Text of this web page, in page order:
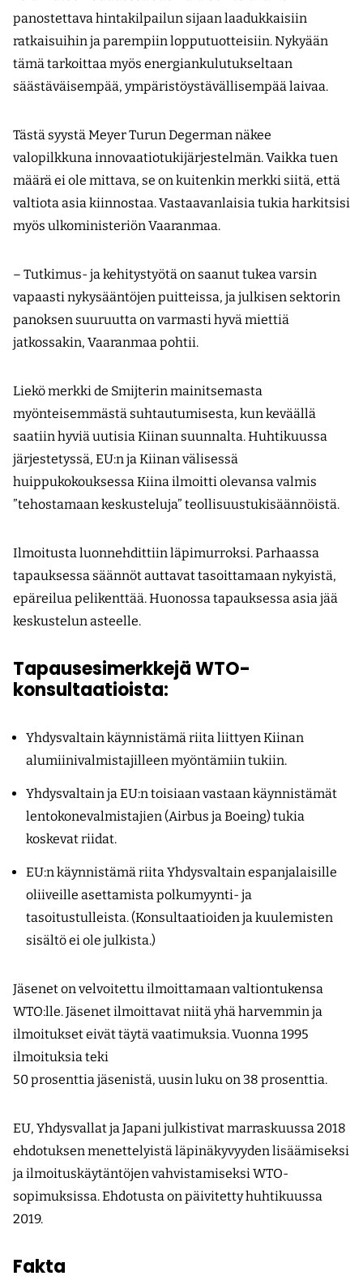
panostettava hintakilpailun sijaan laadukkaisiin
ratkaisuihin ja parempiin lopputuotteisiin. Nykyään
tämä tarkoittaa myös energiankulutukseltaan
säästäväisempää, ympäristöystävällisempää laivaa.
Tästä syystä Meyer Turun Degerman näkee
valopilkkuna innovaatiotukijärjestelmän. Vaikka tuen
määrä ei ole mittava, se on kuitenkin merkki siitä, että
valtiota asia kiinnostaa. Vastaavanlaisia tukia harkitsisi
myös ulkoministeriön Vaaranmaa.
– Tutkimus- ja kehitystyötä on saanut tukea varsin
vapaasti nykysääntöjen puitteissa, ja julkisen sektorin
panoksen suuruutta on varmasti hyvä miettiä
jatkossakin, Vaaranmaa pohtii.
Liekö merkki de Smijterin mainitsemasta
myönteisemmästä suhtautumisesta, kun keväällä
saatiin hyviä uutisia Kiinan suunnalta. Huhtikuussa
järjestetyssä, EU:n ja Kiinan välisessä
huippukokouksessa Kiina ilmoitti olevansa valmis
”tehostamaan keskusteluja” teollisuustukisäännöistä.
Ilmoitusta luonnehdittiin läpimurroksi. Parhaassa
tapauksessa säännöt auttavat tasoittamaan nykyistä,
epäreilua pelikenttää. Huonossa tapauksessa asia jää
keskustelun asteelle.
Tapausesimerkkejä WTO-
konsultaatioista:
Yhdysvaltain käynnistämä riita liittyen Kiinan
alumiinivalmistajilleen myöntämiin tukiin.
Yhdysvaltain ja EU:n toisiaan vastaan käynnistämät
lentokonevalmistajien (Airbus ja Boeing) tukia
koskevat riidat.
EU:n käynnistämä riita Yhdysvaltain espanjalaisille
oliiveille asettamista polkumyynti- ja
tasoitustulleista. (Konsultaatioiden ja kuulemisten
sisältö ei ole julkista.)
Jäsenet on velvoitettu ilmoittamaan valtiontukensa
WTO:lle. Jäsenet ilmoittavat niitä yhä harvemmin ja
ilmoitukset eivät täytä vaatimuksia. Vuonna 1995
ilmoituksia teki
50 prosenttia jäsenistä, uusin luku on 38 prosenttia.
EU, Yhdysvallat ja Japani julkistivat marraskuussa 2018
ehdotuksen menettelyistä läpinäkyvyyden lisäämiseksi
ja ilmoituskäytäntöjen vahvistamiseksi WTO-
sopimuksissa. Ehdotusta on päivitetty huhtikuussa
2019.
Fakta